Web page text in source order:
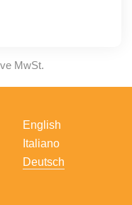
MwSt.
English
Italiano
Deutsch